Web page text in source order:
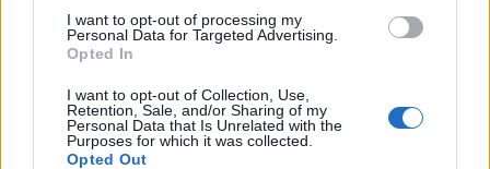
I want to opt-out of processing my
Personal Data for Targeted Advertising.
Opted In
I want to opt-out of Collection, Use,
Retention, Sale, and/or Sharing of my
Personal Data that Is Unrelated with the
Purposes for which it was collected.
Opted Out
B C D E F G H I K
Z #